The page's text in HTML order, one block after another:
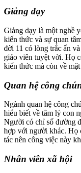
Giảng dạy
Giảng dạy là một nghề
kiến thức và sự quan
đời 11 có lòng trắc ẩn
giáo viên tuyệt vời. Họ
kiến thức mà còn về
Quan hệ công
Ngành quan hệ công
hiểu biết về tâm lý con
Người có chỉ số đường
hợp với người khác. Họ
tác nên công việc này
Nhân viên xã hội